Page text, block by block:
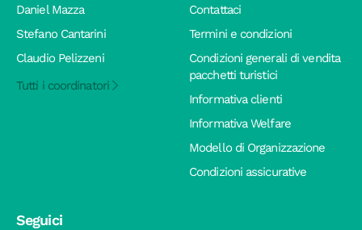
Daniel Mazza
Stefano Cantarini
Claudio Pelizzeni
Tutti i coordinatori
Contattaci
Termini e condizioni
Condizioni generali di vendita
pacchetti turistici
Informativa clienti
Informativa Welfare
Modello di Organizzazione
Condizioni assicurative
Seguici